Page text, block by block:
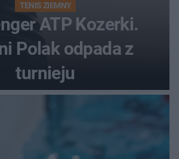
TENIS ZIEMNY
ATP Kozerki.
Polak odpada z
turnieju